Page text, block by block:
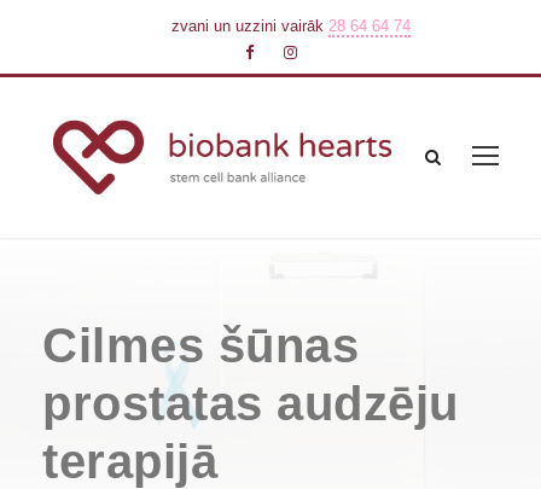
zvani un uzzini vairāk 28 64 64 74
Cilmes šūnas
prostatas audzēju
terapijā